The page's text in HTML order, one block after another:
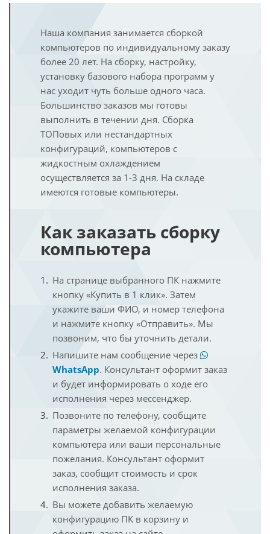
Наша компания занимается сборкой
компьютеров по индивидуальному заказу
более 20 лет. На сборку, настройку,
установку базового набора программ у
нас уходит чуть больше одного часа.
Большинство заказов мы готовы
выполнить в течении дня. Сборка
ТОПовых или нестандартных
конфигураций, компьютеров с
жидкостным охлаждением
осуществляется за 1-3 дня. На складе
имеются готовые компьютеры.
Как заказать сборку
компьютера
На странице выбранного ПК нажмите
кнопку «Купить в 1 клик». Затем
укажите ваши ФИО, и номер телефона
и нажмите кнопку «Отправить». Мы
позвоним, что бы уточнить детали.
Напишите нам сообщение через
WhatsApp. Консультант оформит заказ
и будет информировать о ходе его
исполнения через мессенджер.
Позвоните по телефону, сообщите
параметры желаемой конфигурации
компьютера или ваши персональные
пожелания. Консультант оформит
заказ, сообщит стоимость и срок
исполнения заказа.
Вы можете добавить желаемую
конфигурацию ПК в корзину и